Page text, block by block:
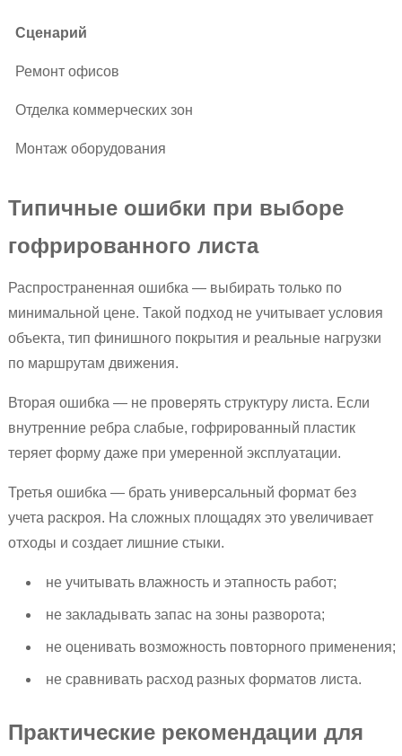
Сценарий
Ремонт офисов
Отделка коммерческих зон
Монтаж оборудования
Типичные ошибки при выборе
гофрированного листа
Распространенная ошибка — выбирать только по
минимальной цене. Такой подход не учитывает условия
объекта, тип финишного покрытия и реальные нагрузки
по маршрутам движения.
Вторая ошибка — не проверять структуру листа. Если
внутренние ребра слабые, гофрированный пластик
теряет форму даже при умеренной эксплуатации.
Третья ошибка — брать универсальный формат без
учета раскроя. На сложных площадях это увеличивает
отходы и создает лишние стыки.
не учитывать влажность и этапность работ;
не закладывать запас на зоны разворота;
не оценивать возможность повторного применения;
не сравнивать расход разных форматов листа.
Практические рекомендации для